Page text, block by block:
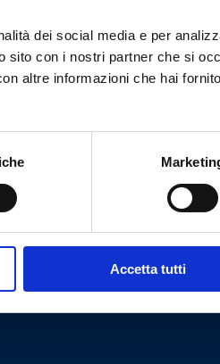
dei social media e per
sito con i nostri partner che si
altre informazioni che hai
Accetta tutti
3